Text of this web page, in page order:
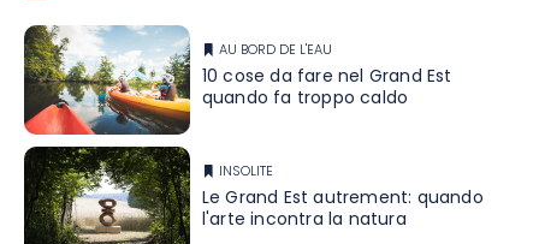
AU BORD DE L'EAU
10 cose da fare nel Grand Est
quando fa troppo caldo
INSOLITE
Le Grand Est autrement: quando
l'arte incontra la natura